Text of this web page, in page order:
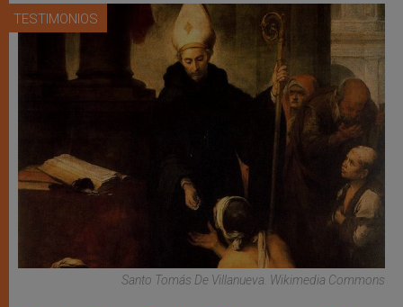
TESTIMONIOS
Santo Tomás De Villanueva. Wikimedia Commons